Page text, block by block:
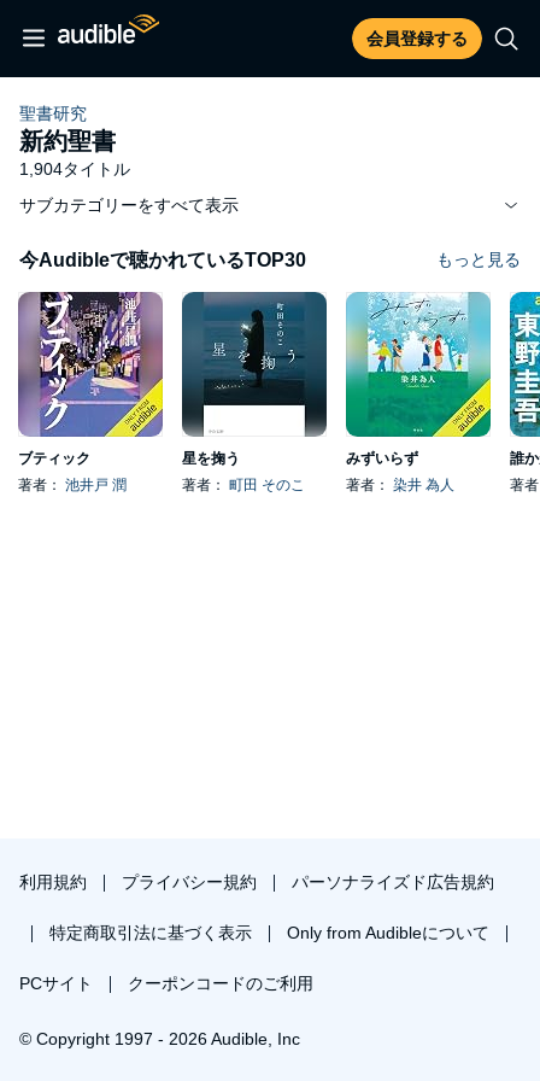
会員登録する
聖書研究
新約聖書
1,904タイトル
サブカテゴリーをすべて表示
今Audibleで聴かれているTOP30 もっと見る
ブティック
著者： 池井戸 潤
星を掬う
著者： 町田 そのこ
みずいらず
著者： 染井 為人
誰
著
利用規約 プライバシー規約 パーソナライズド広告規約
特定商取引法に基づく表示 Only from Audibleについて
PCサイト クーポンコードのご利用
© Copyright 1997 - 2026 Audible, Inc